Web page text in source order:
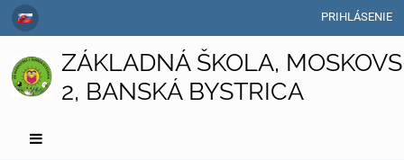
PRIHLÁSENIE
ZÁKLADNÁ ŠKOLA,
2, BANSKÁ BYSTRICA